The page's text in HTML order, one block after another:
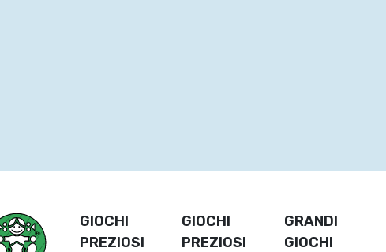
GIOCHI
PREZIOSI
GIOCHI
PREZIOSI
GRANDI
GIOCHI